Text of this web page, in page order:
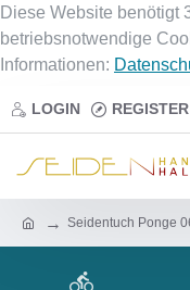
Diese Website benötigt
betriebsnotwendige
Informationen:
LOGIN REGISTER
Seidentuch Ponge